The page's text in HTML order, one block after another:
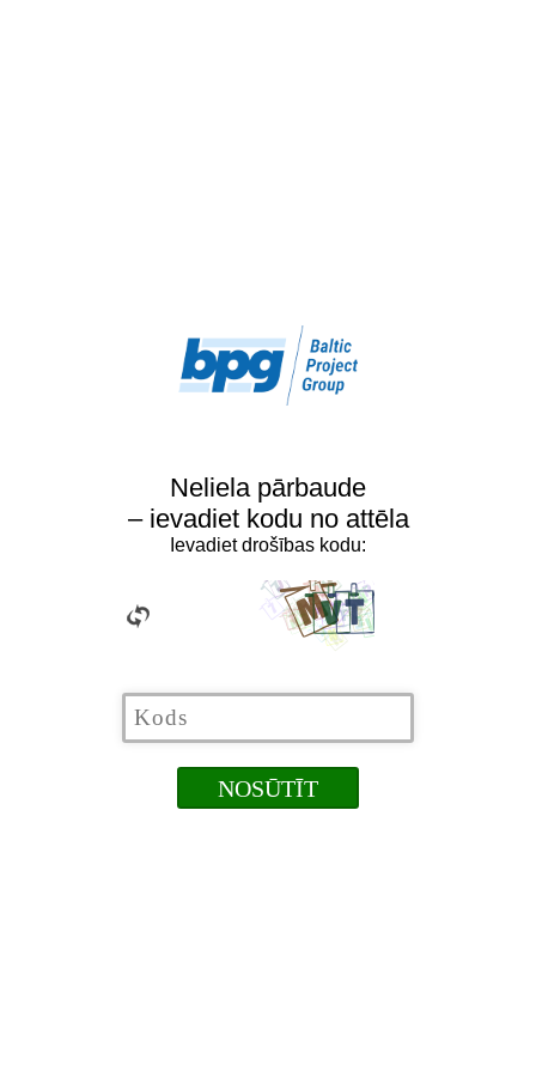
Neliela pārbaude
– ievadiet kodu no attēla
Ievadiet drošības kodu: